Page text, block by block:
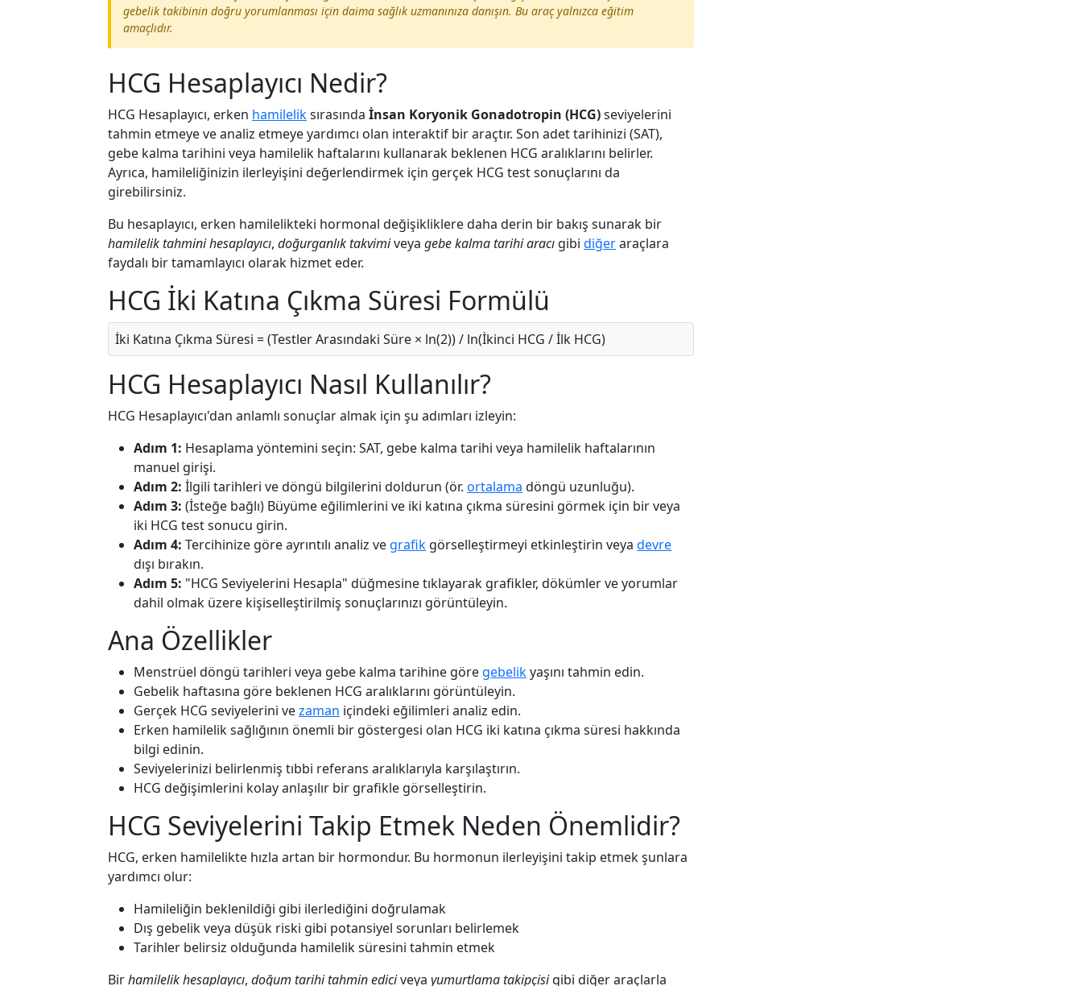
gebelik takibinin doğru yorumlanması için daima sağlık uzmanınıza danışın. Bu araç yalnızca eğitim
amaçlıdır.
HCG Hesaplayıcı Nedir?
HCG Hesaplayıcı, erken hamileliksırasında İnsan Koryonik Gonadotropin (HCG)seviyelerini
tahmin etmeye ve analiz etmeye yardımcı olan interaktif bir araçtır. Son adet tarihinizi (SAT),
gebe kalma tarihini veya hamilelik haftalarını kullanarak beklenen HCG aralıklarını belirler.
Ayrıca, hamileliğinizin ilerleyişini değerlendirmek için gerçek HCG test sonuçlarını da
girebilirsiniz.
Bu hesaplayıcı, erken hamilelikteki hormonal değişikliklere daha derin bir bakış sunarak bir
hamilelik tahmini hesaplayıcı, doğurganlık takvimiveya gebe kalma tarihi aracı gibi diğeraraçlara
faydalı bir tamamlayıcı olarak hizmet eder.
HCG İki Katına Çıkma Süresi Formülü
İki Katına Çıkma Süresi = (Testler Arasındaki Süre × ln(2)) / ln(İkinci HCG / İlk HCG)
HCG Hesaplayıcı Nasıl Kullanılır?
HCG Hesaplayıcı'dan anlamlı sonuçlar almak için şu adımları izleyin:
Adım 1: Hesaplama yöntemini seçin: SAT, gebe kalma tarihi veya hamilelik haftalarının
manuel girişi.
Adım 2: İlgili tarihleri ve döngü bilgilerini doldurun (ör. ortalama döngü uzunluğu).
Adım 3: (İsteğe bağlı) Büyüme eğilimlerini ve iki katına çıkma süresini görmek için bir veya
iki HCG test sonucu girin.
Adım 4: Tercihinize göre ayrıntılı analiz ve grafik görselleştirmeyi etkinleştirin veya devre
dışı bırakın.
Adım 5: "HCG Seviyelerini Hesapla" düğmesine tıklayarak grafikler, dökümler ve yorumlar
dahil olmak üzere kişiselleştirilmiş sonuçlarınızı görüntüleyin.
Ana Özellikler
Menstrüel döngü tarihleri veya gebe kalma tarihine göre gebelikyaşını tahmin edin.
Gebelik haftasına göre beklenen HCG aralıklarını görüntüleyin.
Gerçek HCG seviyelerini vezaman içindeki eğilimleri analiz edin.
Erken hamilelik sağlığının önemli bir göstergesi olan HCG iki katına çıkma süresi hakkında
bilgi edinin.
Seviyelerinizi belirlenmiş tıbbi referans aralıklarıyla karşılaştırın.
HCG değişimlerini kolay anlaşılır bir grafikle görselleştirin.
HCG Seviyelerini Takip Etmek Neden Önemlidir?
HCG, erken hamilelikte hızla artan bir hormondur. Bu hormonun ilerleyişini takip etmek şunlara
yardımcı olur:
Hamileliğin beklenildiği gibi ilerlediğini doğrulamak
Dış gebelik veya düşük riski gibi potansiyel sorunları belirlemek
Tarihler belirsiz olduğunda hamilelik süresini tahmin etmek
Birhamilelik hesaplayıcı, doğum tarihi tahmin ediciveya yumurtlama takipçisigibi diğer araçlarla